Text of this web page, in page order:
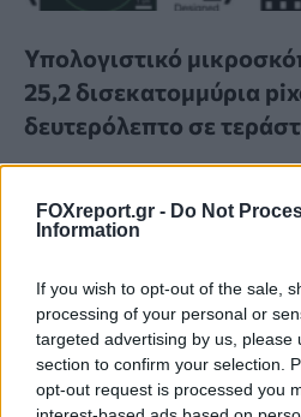
FOXreport.gr - Do Not
Information
If you wish to opt-out of the sale,
processing of your personal or
targeted advertising by us, please
section to confirm your selection.
opt-out request is processed you
Υπολογιστικό
25,2 δισεκατομμύρια
δευτερόλεπτο σε